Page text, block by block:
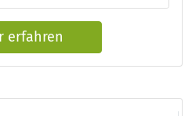
erfahren